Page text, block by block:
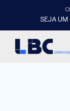
SEJA UM